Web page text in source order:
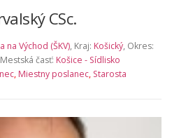
CSc.
na Východ (ŠKV), Kraj: Košický, Okres:
časť: Košice - Sídlisko
, Miestny poslanec, Starosta